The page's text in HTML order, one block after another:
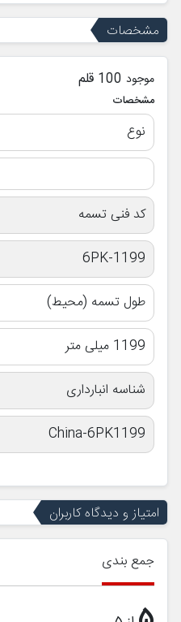
مشخصات
موجود 100 قلم
مشخصات
نوع
کد فنی تسمه
6PK-1199
طول تسمه (محیط)
1199 میلی متر
شناسه انبارداری
China-6PK1199
امتیاز و دیدگاه کاربران
جمع بندی